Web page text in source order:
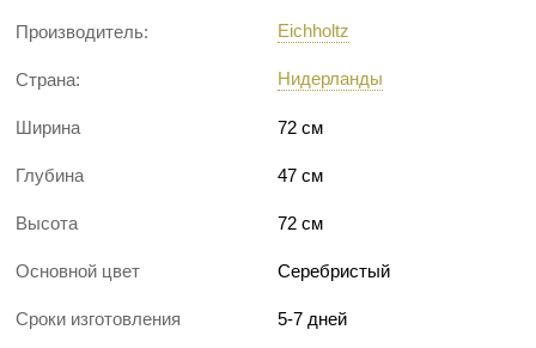
Производитель: Eichholtz
Страна: Нидерланды
Ширина 72 см
Глубина 47 см
Высота 72 см
Основной цвет Серебристый
Сроки изготовления 5-7 дней